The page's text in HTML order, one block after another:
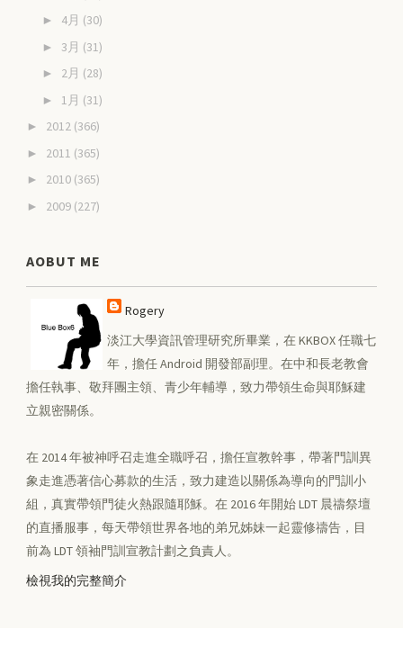
► 4月 (30)
► 3月 (31)
► 2月 (28)
► 1月 (31)
► 2012 (366)
► 2011 (365)
► 2010 (365)
► 2009 (227)
AOBUT ME
Rogery
淡江大學資訊管理研究所畢業，在 KKBOX 任職七
年，擔任 Android 開發部副理。在中和長老教會
擔任執事、敬拜團主領、青少年輔導，致力帶領生命與耶穌建
立親密關係。
在 2014 年被神呼召走進全職呼召，擔任宣教幹事，帶著門訓異
象走進憑著信心募款的生活，致力建造以關係為導向的門訓小
組，真實帶領門徒火熱跟隨耶穌。在 2016 年開始 LDT 晨禱祭壇
的直播服事，每天帶領世界各地的弟兄姊妹一起靈修禱告，目
前為 LDT 領袖門訓宣教計劃之負責人。
檢視我的完整簡介